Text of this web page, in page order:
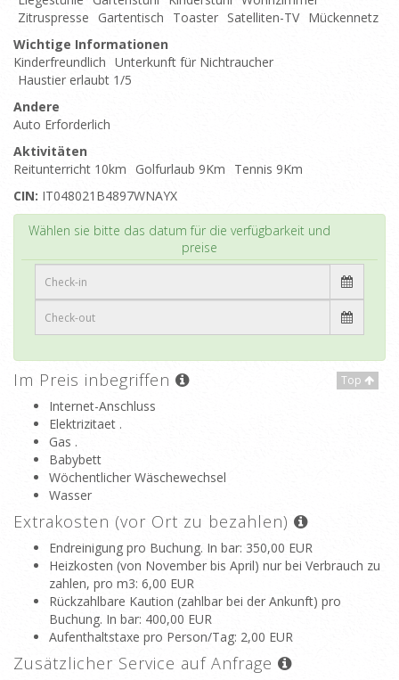
Zitruspresse Gartentisch Toaster Satelliten-TV Mückennetz
Wichtige Informationen
Kinderfreundlich Unterkunft für Nichtraucher
Haustier erlaubt 1/5
Andere
Auto Erforderlich
Aktivitäten
Reitunterricht 10km
Golfurlaub 9Km
Tennis 9Km
CIN: IT048021B4897WNAYX
Wählen sie bitte das datum für die verfügbarkeit und
preise
Top
Im Preis inbegriffen
Internet-Anschluss
Elektrizitaet .
Gas .
Babybett
Wöchentlicher Wäschewechsel
Wasser
Extrakosten (vor Ort zu bezahlen)
Endreinigung pro Buchung. In bar: 350,00 EUR
Heizkosten (von November bis April) nur bei Verbrauch zu
zahlen, pro m3: 6,00 EUR
Rückzahlbare Kaution (zahlbar bei der Ankunft) pro
Buchung. In bar: 400,00 EUR
Aufenthaltstaxe pro Person/Tag: 2,00 EUR
Zusätzlicher Service auf Anfrage